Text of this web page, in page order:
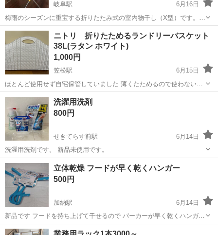
岐阜駅
6月16日
梅雨のシーズンに重宝する折りたたみ式の室内物干し（X型）です。
寮の解約に伴い、必要な方にお安くお譲りいたします。 岐阜市内の指
定場所まで直接引き取りに来ていただける方限定でお願いいたしま
す。 ​【サイズ（実測値）】 メ...
岐阜 岐阜市 岐阜駅 洗濯用品
ニトリ 折りたためるランドリーバスケット
38L(ラタン ホワイト)
1,000円
笠松駅
6月15日
ほとんど使用せず自宅保管していました 薄くたためるので使わないと
きはスッキリおさまります サイズ 幅55×奥行38×高さ39cm
岐阜 羽島郡 笠松駅
洗濯用洗剤
800円
せきてらす前駅
6月14日
洗濯用洗剤です。 新品未使用です。
岐阜 関市 せきてらす前駅 洗濯用品
立体乾燥 フードが早く乾くハンガー
500円
加納駅
6月14日
新品です フードを持ち上げて干せるので パーカーが早く乾くハンガー
2個セットです 持ち上げた フードがずり落ちにくい 固定クリップ付き
岐阜 岐阜市 加納駅 洗濯用品